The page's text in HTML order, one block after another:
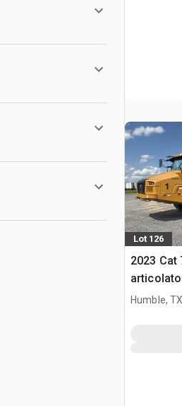
Lot 126
2023 Cat
articolato
Humble,